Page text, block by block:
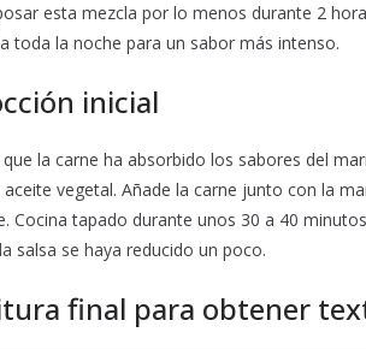
esta mezcla por lo menos durante 2
toda la noche para un sabor más intenso.
inicial
que la carne ha absorbido los sabores del
vegetal. Añade la carne junto con la
Cocina tapado durante unos 30 a 40
salsa se haya reducido un poco.
final para obtener